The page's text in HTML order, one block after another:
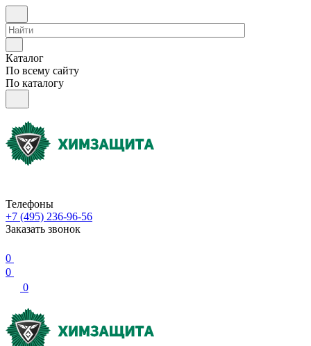
Каталог
По всему сайту
По каталогу
Телефоны
+7 (495) 236-96-56
Заказать звонок
0
0
0